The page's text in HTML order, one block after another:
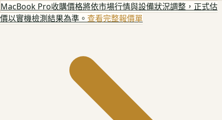
MacBook Pro收購價格將依市場行情與設備狀況調整，正式估
價以實機檢測結果為準。 查看完整報價單